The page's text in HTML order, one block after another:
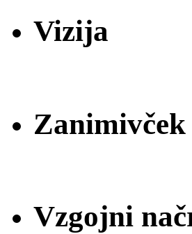
Vizija
Zanimivček
Vzgojni